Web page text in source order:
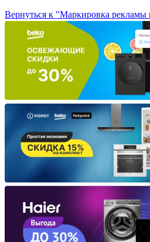
Вернуться к "Маркировка рекламы